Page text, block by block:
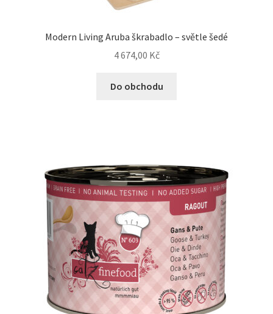
Modern Living Aruba škrabadlo – světle šedé
4 674,00 Kč
Do obchodu